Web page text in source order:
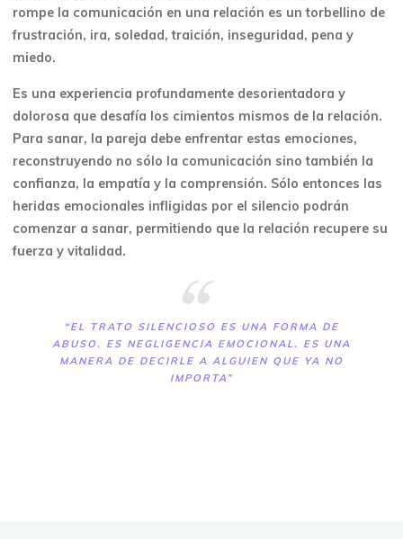
rompe la comunicación en una relación es un torbellino de
frustración, ira, soledad, traición, inseguridad, pena y
miedo.
Es una experiencia profundamente desorientadora y
dolorosa que desafía los cimientos mismos de la relación.
Para sanar, la pareja debe enfrentar estas emociones,
reconstruyendo no sólo la comunicación sino también la
confianza, la empatía y la comprensión. Sólo entonces las
heridas emocionales infligidas por el silencio podrán
comenzar a sanar, permitiendo que la relación recupere su
fuerza y ​​vitalidad.
“EL TRATO SILENCIOSO ES UNA FORMA DE
ABUSO. ES NEGLIGENCIA EMOCIONAL. ES UNA
MANERA DE DECIRLE A ALGUIEN QUE YA NO
IMPORTA”